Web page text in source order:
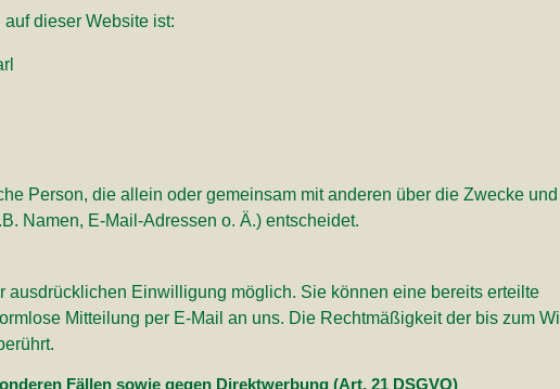
dieser Website ist:
Person, die allein oder gemeinsam mit anderen über die Zwecke und
Namen, E-Mail-Adressen o. Ä.) entscheidet.
Einwilligung möglich. Sie können eine bereits erteilte
Mitteilung per E-Mail an uns. Die Rechtmäßigkeit der bis zum
Fällen sowie gegen Direktwerbung (Art. 21 DSGVO)